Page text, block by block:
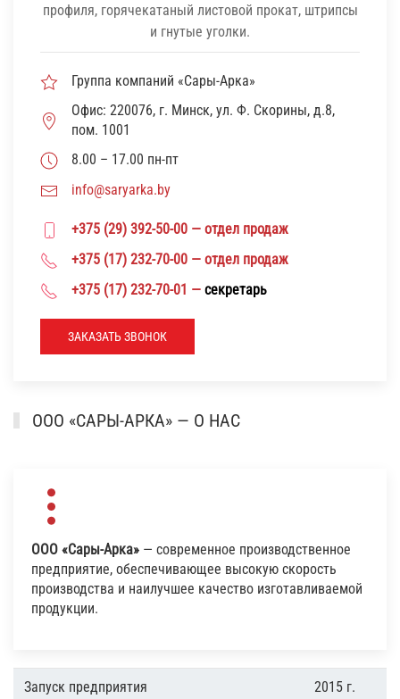
профиля, горячекатаный листовой прокат, штрипсы
и гнутые уголки.
Группа компаний «Сары-Арка»
Офис: 220076, г. Минск, ул. Ф. Скорины, д.8,
пом. 1001
8.00 – 17.00 пн-пт
info@saryarka.by
+375 (29) 392-50-00 — отдел продаж
+375 (17) 232-70-00 — отдел продаж
+375 (17) 232-70-01 — секретарь
ЗАКАЗАТЬ ЗВОНОК
ООО «САРЫ-АРКА» — О НАС
ООО «Сары-Арка» — современное производственное
предприятие, обеспечивающее высокую скорость
производства и наилучшее качество изготавливаемой
продукции.
Запуск предприятия 2015 г.